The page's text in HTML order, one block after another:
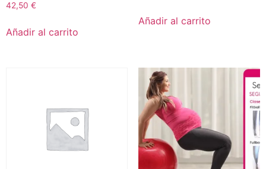
42,50 €
Añadir al carrito
Añadir al carrito